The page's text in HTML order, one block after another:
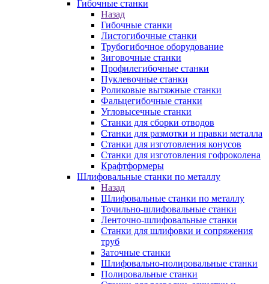
Гибочные станки
Назад
Гибочные станки
Листогибочные станки
Трубогибочное оборудование
Зиговочные станки
Профилегибочные станки
Пуклевочные станки
Роликовые вытяжные станки
Фальцегибочные станки
Угловысечные станки
Станки для сборки отводов
Станки для размотки и правки металла
Станки для изготовления конусов
Станки для изготовления гофроколена
Крафтформеры
Шлифовальные станки по металлу
Назад
Шлифовальные станки по металлу
Точильно-шлифовальные станки
Ленточно-шлифовальные станки
Станки для шлифовки и сопряжения
труб
Заточные станки
Шлифовально-полировальные станки
Полировальные станки